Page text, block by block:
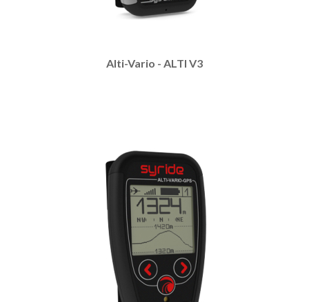
Alti-Vario - ALTI V3